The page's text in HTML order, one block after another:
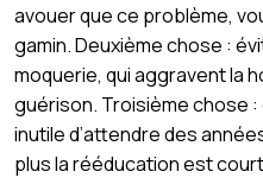
avouer que ce problème,
gamin. Deuxième chose :
moquerie, qui aggravent la
guérison. Troisième chose
inutile d’attendre des
plus la rééducation est